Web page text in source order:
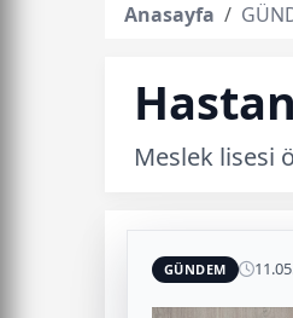
Anasayfa
Meslek lisesi
GÜNDEM